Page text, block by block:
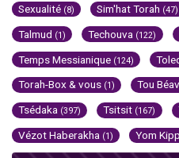
Sexualité (8) Sim'hat Torah (47)
Talmud (1) Techouva (122)
Temps Messianique (124)
Torah-Box & vous (1) Tou Béav
Tsédaka (397) Tsitsit (167)
Vézot Haberakha (1) Yom